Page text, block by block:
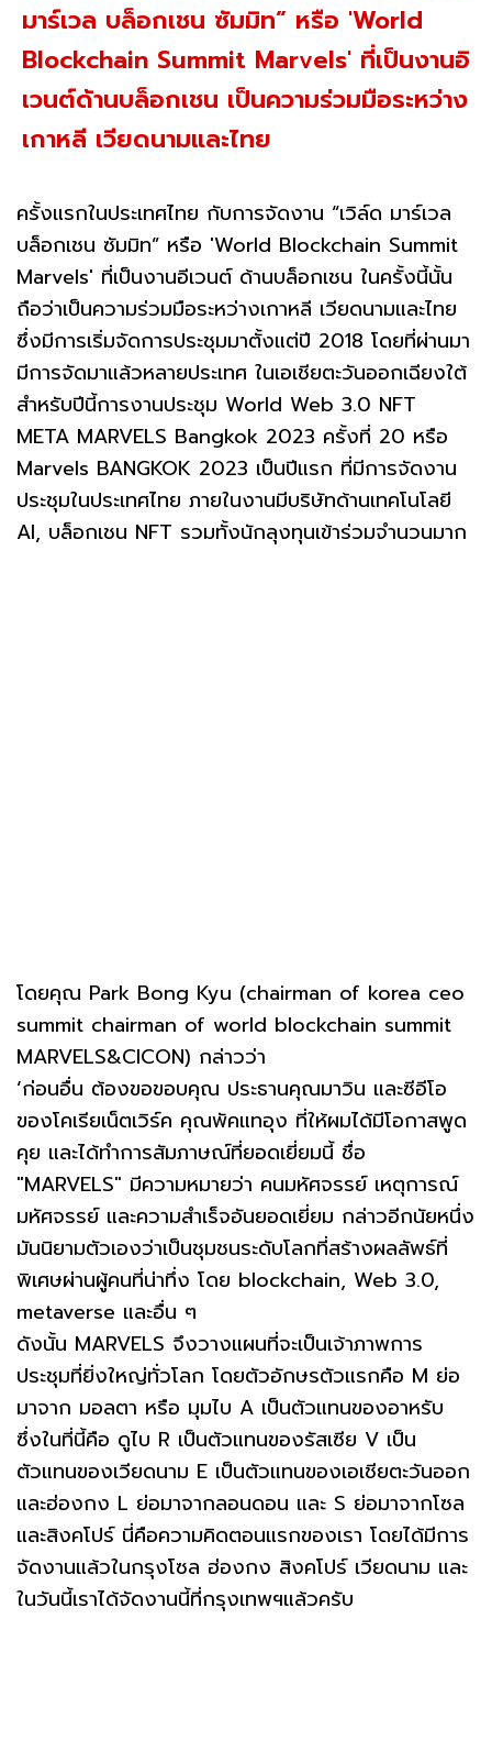
มาร์เวล บล็อกเชน ซัมมิท” หรือ 'World
Blockchain Summit Marvels' ที่เป็นงานอิ
เวนต์ด้านบล็อกเชน เป็นความร่วมมือระหว่าง
เกาหลี เวียดนามและไทย
ครั้งแรกในประเทศไทย กับการจัดงาน “เวิล์ด มาร์เวล
บล็อกเชน ซัมมิท” หรือ 'World Blockchain Summit
Marvels' ที่เป็นงานอีเวนต์ ด้านบล็อกเชน ในครั้งนี้นั้น
ถือว่าเป็นความร่วมมือระหว่างเกาหลี เวียดนามและไทย
ซึ่งมีการเริ่มจัดการประชุมมาตั้งแต่ปี 2018 โดยที่ผ่านมา
มีการจัดมาแล้วหลายประเทศ ในเอเชียตะวันออกเฉียงใต้
สำหรับปีนี้การงานประชุม World Web 3.0 NFT
META MARVELS Bangkok 2023 ครั้งที่ 20 หรือ
Marvels BANGKOK 2023 เป็นปีแรก ที่มีการจัดงาน
ประชุมในประเทศไทย ภายในงานมีบริษัทด้านเทคโนโลยี
AI, บล็อกเชน NFT รวมทั้งนักลุงทุนเข้าร่วมจำนวนมาก
โดยคุณ Park Bong Kyu (chairman of korea ceo
summit chairman of world blockchain summit
MARVELS&CICON) กล่าวว่า
‘ก่อนอื่น ต้องขอขอบคุณ ประธานคุณมาวิน และซีอีโอ
ของโคเรียเน็ตเวิร์ค คุณพัคแทอุง ที่ให้ผมได้มีโอกาสพูด
คุย และได้ทำการสัมภาษณ์ที่ยอดเยี่ยมนี้ ชื่อ
"MARVELS" มีความหมายว่า คนมหัศจรรย์ เหตุการณ์
มหัศจรรย์ และความสำเร็จอันยอดเยี่ยม กล่าวอีกนัยหนึ่ง
มันนิยามตัวเองว่าเป็นชุมชนระดับโลกที่สร้างผลลัพธ์ที่
พิเศษผ่านผู้คนที่น่าทึ่ง โดย blockchain, Web 3.0,
metaverse และอื่น ๆ
ดังนั้น MARVELS จึงวางแผนที่จะเป็นเจ้าภาพการ
ประชุมที่ยิ่งใหญ่ทั่วโลก โดยตัวอักษรตัวแรกคือ M ย่อ
มาจาก มอลตา หรือ มุมไบ A เป็นตัวแทนของอาหรับ
ซึ่งในที่นี้คือ ดูไบ R เป็นตัวแทนของรัสเซีย V เป็น
ตัวแทนของเวียดนาม E เป็นตัวแทนของเอเชียตะวันออก
และฮ่องกง L ย่อมาจากลอนดอน และ S ย่อมาจากโซล
และสิงคโปร์ นี่คือความคิดตอนแรกของเรา โดยได้มีการ
จัดงานแล้วในกรุงโซล ฮ่องกง สิงคโปร์ เวียดนาม และ
ในวันนี้เราได้จัดงานนี้ที่กรุงเทพฯแล้วครับ